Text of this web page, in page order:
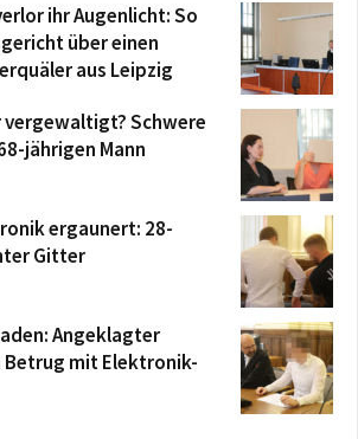
ihr Augenlicht: So
über einen
aus Leipzig
Schwere
jährigen Mann
ergaunert: 28-
Gitter
Angeklagter
mit Elektronik-